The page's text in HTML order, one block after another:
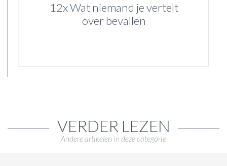
12x Wat niemand je vertelt
over bevallen
VERDER LEZEN
Andere artikelen in deze categorie